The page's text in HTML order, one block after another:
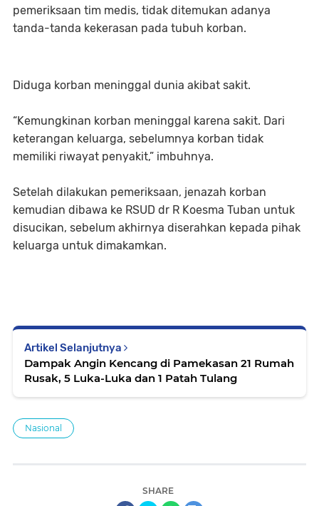
pemeriksaan tim medis, tidak ditemukan adanya
tanda-tanda kekerasan pada tubuh korban.
Diduga korban meninggal dunia akibat sakit.
“Kemungkinan korban meninggal karena sakit. Dari
keterangan keluarga, sebelumnya korban tidak
memiliki riwayat penyakit,” imbuhnya.
Setelah dilakukan pemeriksaan, jenazah korban
kemudian dibawa ke RSUD dr R Koesma Tuban untuk
disucikan, sebelum akhirnya diserahkan kepada pihak
keluarga untuk dimakamkan.
Artikel Selanjutnya
Dampak Angin Kencang di Pamekasan 21 Rumah
Rusak, 5 Luka-Luka dan 1 Patah Tulang
Nasional
SHARE